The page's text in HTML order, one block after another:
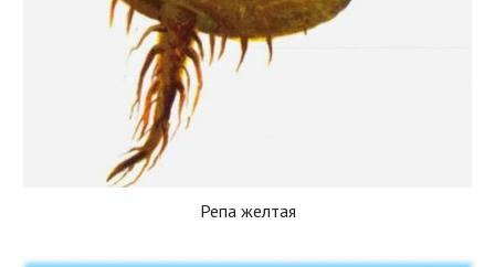
Репа желтая